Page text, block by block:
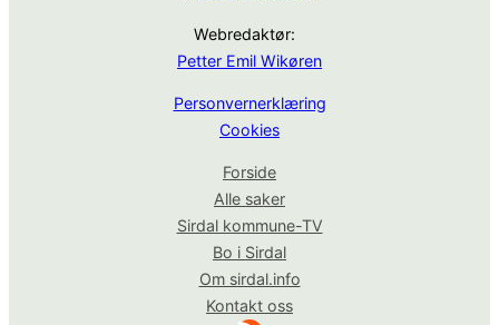
Webredaktør:
Petter Emil Wikøren
Personvernerklæring
Cookies
Forside
Alle saker
Sirdal kommune-TV
Bo i Sirdal
Om sirdal.info
Kontakt oss